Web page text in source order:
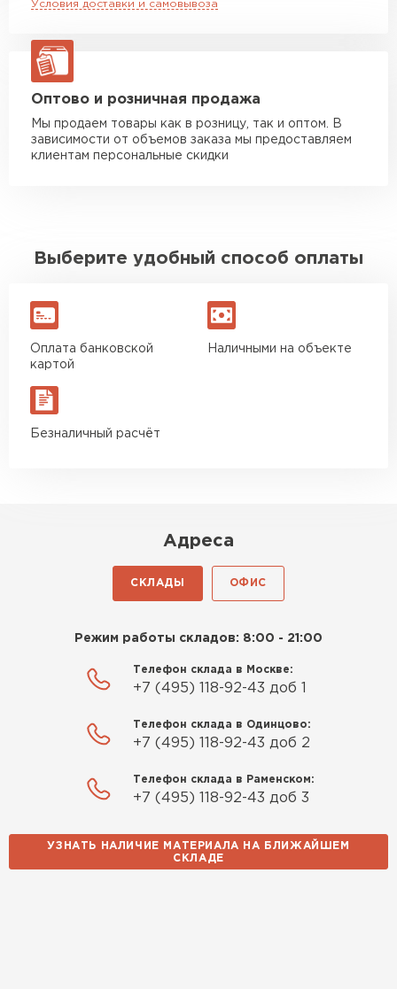
макс. длина груза 13,5 м
ЗАКАЗАТЬ С ДОСТАВКОЙ
Условия доставки и самовывоза
Оптово и розничная продажа
Мы продаем товары как в розницу, так и оптом. В
зависимости от объемов заказа мы предоставляем
клиентам персональные скидки
Выберите удобный способ оплаты
Оплата банковской
картой
Наличными на объекте
Безналичный расчёт
Адреса
СКЛАДЫ ОФИС
Режим работы складов: 8:00 - 21:00
Телефон склада в Москве:
+7 (495) 118-92-43 доб 1
Телефон склада в Одинцово:
+7 (495) 118-92-43 доб 2
Телефон склада в Раменском:
+7 (495) 118-92-43 доб 3
УЗНАТЬ НАЛИЧИЕ МАТЕРИАЛА НА БЛИЖАЙШЕМ
СКЛАДЕ